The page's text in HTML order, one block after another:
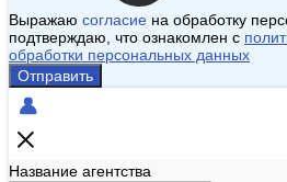
Выражаю согласие на обработку
подтверждаю, что ознакомлен с
обработки персональных данных
Отправить
Название агентства